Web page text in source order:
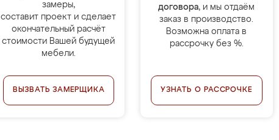
замеры,
составит проект и сделает
окончательный расчёт
стоимости Вашей будущей
мебели.
ВЫЗВАТЬ ЗАМЕРЩИКА
договора, и мы отдаём
заказ в производство.
Возможна оплата в
рассрочку без %.
УЗНАТЬ О РАССРОЧКЕ